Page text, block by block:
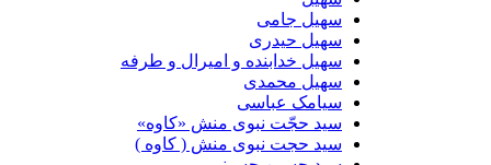
سهیل جامی
سهیل حیدری
سهیل خدابنده و امیرال و طرفه
سهیل محمدی
سیامک عباسی
سید حجّت نبوی منش «کاوه»
سید حجت نبوی منش ( کاوه )